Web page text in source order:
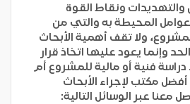
ونقاط القوة
المحيطة به والتي من
ولا تقف أهمية الأبحاث
وإنما يعود عليها اتخاذ قرار
دراسة فنية أو مالية للمشروع أم
مكتب لإجراء الأبحاث
معنا عبر الوسائل التالية: